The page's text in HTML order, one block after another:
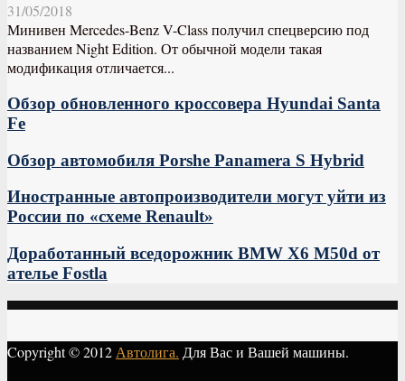
31/05/2018
Минивен Mercedes-Benz V-Class получил спецверсию под
названием Night Edition. От обычной модели такая
модификация отличается...
Обзор обновленного кроссовера Hyundai Santa
Fe
Обзор автомобиля Porshe Panamera S Hybrid
Иностранные автопроизводители могут уйти из
России по «схеме Renault»
Доработанный вседорожник BMW X6 M50d от
ателье Fostla
Copyright © 2012 Автолига. Для Вас и Вашей машины.